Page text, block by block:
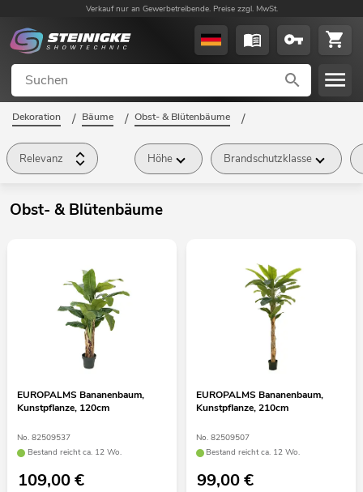
Verkauf nur an Gewerbetreibende. Preise zzgl. MwSt.
Dekoration / Bäume / Obst- & Blütenbäume /
Relevanz Höhe Brandschutzklasse
Obst- & Blütenbäume
EUROPALMS Bananenbaum,
Kunstpflanze, 120cm
No. 82509537
Bestand reicht ca. 12 Wo.
109,00€
EUROPALMS Bananenbaum,
Kunstpflanze, 210cm
No. 82509507
Bestand reicht ca. 12 Wo.
99,00€